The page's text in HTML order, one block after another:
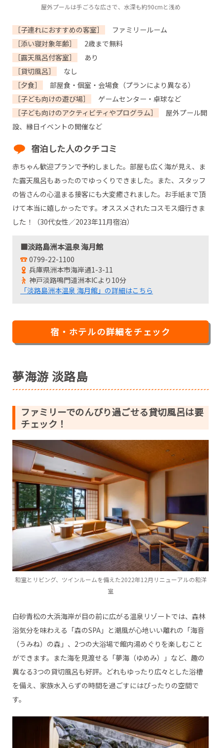
屋外プールは手ごろな広さで、水深も約90cmと浅め
［子連れにおすすめの客室］
ファミリールーム
［添い寝対象年齢］
2歳まで無料
［露天風呂付客室］
あり
［貸切風呂］
なし
［夕食］
部屋食・個室・会場食（プランにより異なる）
［子ども向けの遊び場］
ゲームセンター・卓球など
［子ども向けのアクティビティやプログラム］
屋外プール開
設、縁日イベントの開催など
宿泊した人のクチコミ
赤ちゃん歓迎プランで予約しました。部屋も広く海が見え、ま
た露天風呂もあったのでゆっくりできました。また、スタッフ
の皆さんの心温まる接客にも大変癒されました。お手紙まで頂
けて本当に嬉しかったです。オススメされたコスモス畑行きま
した！（30代女性／2023年11月宿泊）
■淡路島洲本温泉 海月館
0799-22-1100
兵庫県洲本市海岸通1-3-11
神戸淡路鳴門道洲本ICより10分
「淡路島洲本温泉 海月館」の詳細はこちら
宿・ホテルの詳細をチェック
夢海游 淡路島
ファミリーでのんびり過ごせる貸切風呂は要
チェック！
和室とリビング、ツインルームを備えた2022年12月リニューアルの和洋
室
白砂青松の大浜海岸が目の前に広がる温泉リゾートでは、森林
浴気分を味わえる「森のSPA」と潮風が心地いい離れの「海音
（うみね）の森」、2つの大浴場で館内湯めぐりを楽しむこと
ができます。また海を見渡せる「夢海（ゆめみ）」など、趣の
異なる3つの貸切風呂も好評。どれもゆったり広々とした浴槽
を備え、家族水入らずの時間を過ごすにはぴったりの空間で
す。